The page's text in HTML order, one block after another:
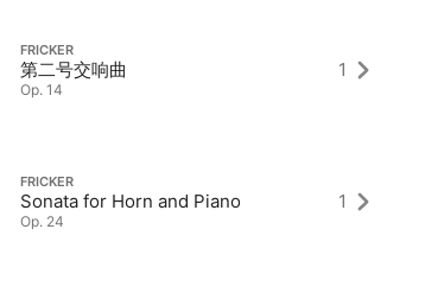
FRICKER
第二号交响曲
Op. 14
1
FRICKER
Sonata for Horn and Piano
Op. 24
1